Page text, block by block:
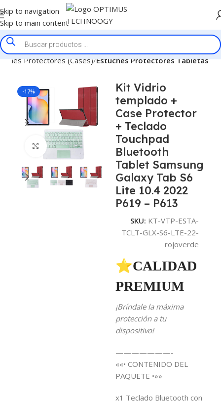
Skip to navigation
Skip to main content
Protectores (Cases) Estuches Protectores Tabletas
-17%
Click to enlarge
Kit Vidrio
templado +
Case Protector
+ Teclado
Touchpad
Bluetooth
Tablet Samsung
Galaxy Tab S6
Lite 10.4 2022
P619 – P613
SKU: KT-VTP-ESTA-
TCLT-GLX-S6-LTE-22-
rojoverde
⭐CALIDAD
PREMIUM
¡Bríndale la máxima
protección a tu
dispositivo!
———————-
««• CONTENIDO DEL
PAQUETE •»»
x1 Teclado Bluetooth con